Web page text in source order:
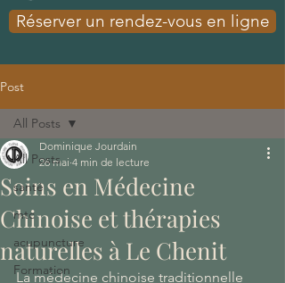
Réserver un rendez-vous en ligne
Post
All Posts
santé
mtc
acupuncture
Formation
All Posts
Soins en Médecine
Chinoise et thérapies
naturelles à Le Chenit
Dominique Jourdain
26 mai 4 min de lecture
La médecine chinoise traditionnelle